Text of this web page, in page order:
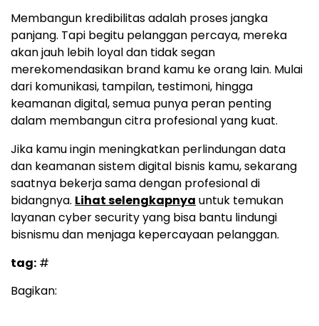
Membangun kredibilitas adalah proses jangka
panjang. Tapi begitu pelanggan percaya, mereka
akan jauh lebih loyal dan tidak segan
merekomendasikan brand kamu ke orang lain. Mulai
dari komunikasi, tampilan, testimoni, hingga
keamanan digital, semua punya peran penting
dalam membangun citra profesional yang kuat.
Jika kamu ingin meningkatkan perlindungan data
dan keamanan sistem digital bisnis kamu, sekarang
saatnya bekerja sama dengan profesional di
bidangnya. Lihat selengkapnya untuk temukan
layanan cyber security yang bisa bantu lindungi
bisnismu dan menjaga kepercayaan pelanggan.
tag: #
Bagikan: